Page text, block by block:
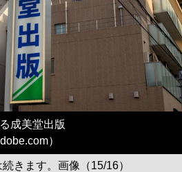
成美堂出版
）
きます。画像（15/16）